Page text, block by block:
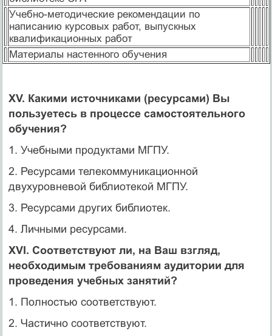
Учебно-методические рекомендации по
написанию курсовых работ, выпускных
квалификационных работ
Материалы настенного обучения
XV. Какими источниками (ресурсами) Вы
пользуетесь в процессе самостоятельного
обучения?
1. Учебными продуктами МГПУ.
2. Ресурсами телекоммуникационной
двухуровневой библиотекой МГПУ.
3. Ресурсами других библиотек.
4. Личными ресурсами.
XVI. Соответствуют ли, на Ваш взгляд,
необходимым требованиям аудитории для
проведения учебных занятий?
1. Полностью соответствуют.
2. Частично соответствуют.